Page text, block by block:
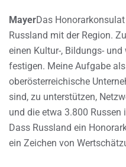
MayerDas
Russland mit der Region.
einen Kultur-, Bildungs-
festigen. Meine Aufgabe
oberösterreichische
sind, zu unterstützen,
und die etwa 3.800 Russen
Dass Russland ein
ein Zeichen von